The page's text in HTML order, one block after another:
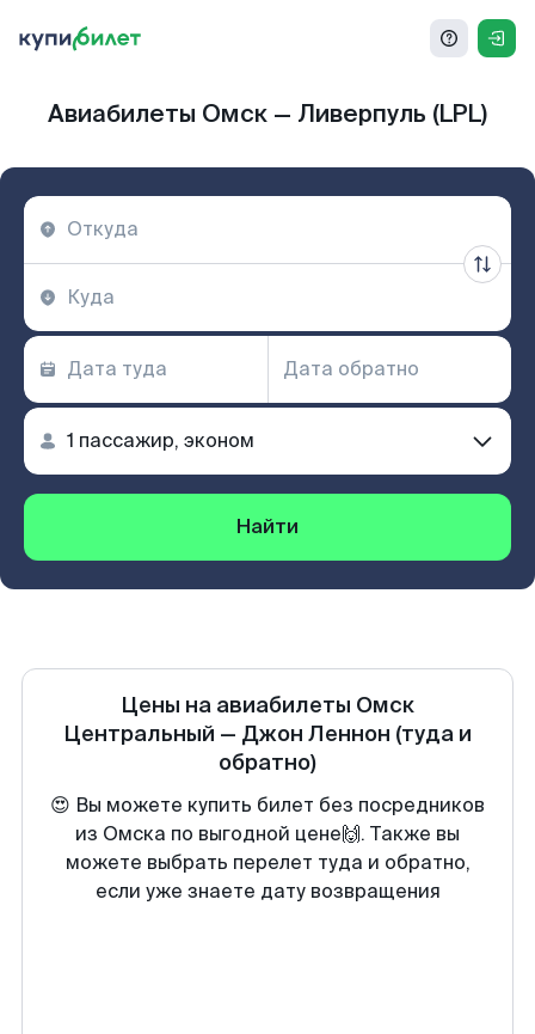
Авиабилеты Омск — Ливерпуль (LPL)
Найти
Цены на авиабилеты Омск
Центральный — Джон Леннон (туда и
обратно)
😍 Вы можете купить билет без посредников
из Омска по выгодной цене🙌. Также вы
можете выбрать перелет туда и обратно,
если уже знаете дату возвращения